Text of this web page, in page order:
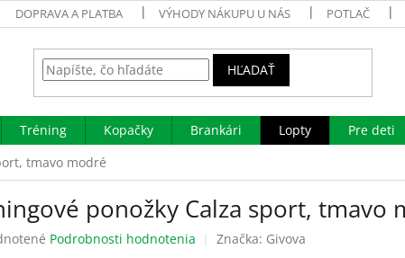
DOPRAVA A PLATBA VÝHODY NÁKUPU U NÁS POTLAČ
HĽADAŤ
Tréning Kopačky Brankári Lopty Pre deti
tmavo modré
ponožky Calza sport, tmavo
Podrobnosti hodnotenia Značka: Givova